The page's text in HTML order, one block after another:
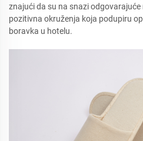
znajući da su na snazi
pozitivna okruženja koja podupiru
boravka u hotelu.